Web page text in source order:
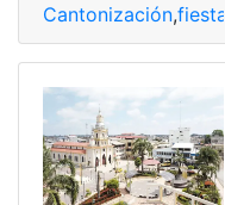
Cantonización,fiesta